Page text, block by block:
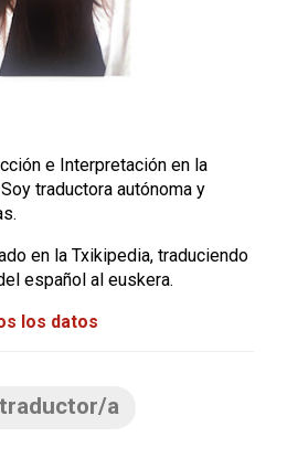
e Interpretación en la
traductora autónoma y
en la Txikipedia, traduciendo
español al euskera.
los datos
a